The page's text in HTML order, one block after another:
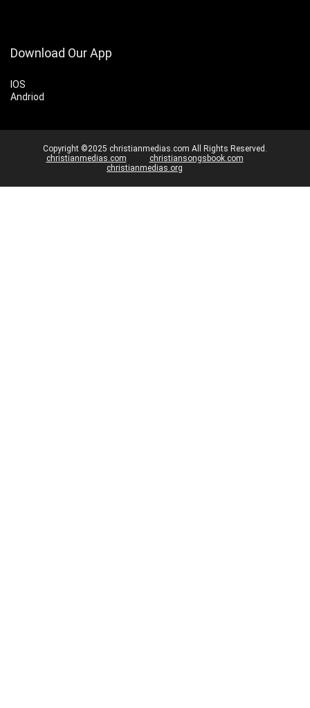
Download Our App
IOS
Andriod
Copyright ©2025 christianmedias.com All Rights Reserved.
christianmedias.com
christiansongsbook.com
christianmedias.org